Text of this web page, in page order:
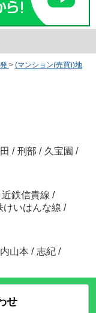
> (マンション(売買))地
/ 刑部 / 久宝園 /
近鉄信貴線 /
けいはんな線 /
山本 / 志紀 /
せ